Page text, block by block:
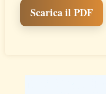
Scarica il PDF